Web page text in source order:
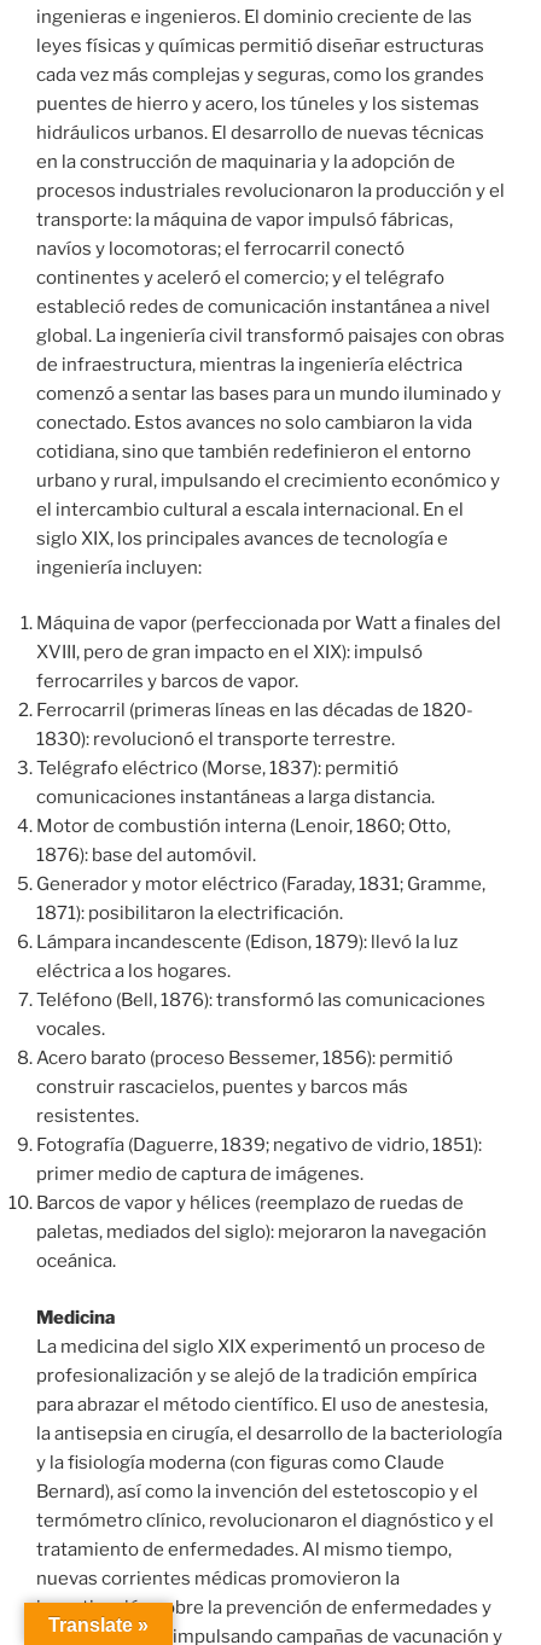
ingenieras e ingenieros. El dominio creciente de las
leyes físicas y químicas permitió diseñar estructuras
cada vez más complejas y seguras, como los grandes
puentes de hierro y acero, los túneles y los sistemas
hidráulicos urbanos. El desarrollo de nuevas técnicas
en la construcción de maquinaria y la adopción de
procesos industriales revolucionaron la producción y el
transporte: la máquina de vapor impulsó fábricas,
navíos y locomotoras; el ferrocarril conectó
continentes y aceleró el comercio; y el telégrafo
estableció redes de comunicación instantánea a nivel
global. La ingeniería civil transformó paisajes con obras
de infraestructura, mientras la ingeniería eléctrica
comenzó a sentar las bases para un mundo iluminado y
conectado. Estos avances no solo cambiaron la vida
cotidiana, sino que también redefinieron el entorno
urbano y rural, impulsando el crecimiento económico y
el intercambio cultural a escala internacional. En el
siglo XIX, los principales avances de tecnología e
ingeniería incluyen:
Máquina de vapor (perfeccionada por Watt a finales del
XVIII, pero de gran impacto en el XIX): impulsó
ferrocarriles y barcos de vapor.
Ferrocarril (primeras líneas en las décadas de 1820-
1830): revolucionó el transporte terrestre.
Telégrafo eléctrico (Morse, 1837): permitió
comunicaciones instantáneas a larga distancia.
Motor de combustión interna (Lenoir, 1860; Otto,
1876): base del automóvil.
Generador y motor eléctrico (Faraday, 1831; Gramme,
1871): posibilitaron la electrificación.
Lámpara incandescente (Edison, 1879): llevó la luz
eléctrica a los hogares.
Teléfono (Bell, 1876): transformó las comunicaciones
vocales.
Acero barato (proceso Bessemer, 1856): permitió
construir rascacielos, puentes y barcos más
resistentes.
Fotografía (Daguerre, 1839; negativo de vidrio, 1851):
primer medio de captura de imágenes.
Barcos de vapor y hélices (reemplazo de ruedas de
paletas, mediados del siglo): mejoraron la navegación
oceánica.
Medicina
La medicina del siglo XIX experimentó un proceso de
profesionalización y se alejó de la tradición empírica
para abrazar el método científico. El uso de anestesia,
la antisepsia en cirugía, el desarrollo de la bacteriología
y la fisiología moderna (con figuras como Claude
Bernard), así como la invención del estetoscopio y el
termómetro clínico, revolucionaron el diagnóstico y el
tratamiento de enfermedades. Al mismo tiempo,
nuevas corrientes médicas promovieron la
investigación sobre la prevención de enfermedades y
la salud pública, impulsando campañas de vacunación y
Translate »